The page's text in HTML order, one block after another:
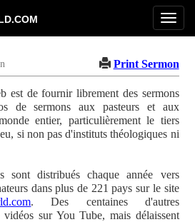
Print Sermon
est de fournir librement des sermons
de sermons aux pasteurs et aux
entier, particulièrement le tiers
si non pas d'instituts théologiques ni
sont distribués chaque année vers
dans plus de 221 pays sur le site
. Des centaines d'autres
vidéos sur You Tube, mais délaissent